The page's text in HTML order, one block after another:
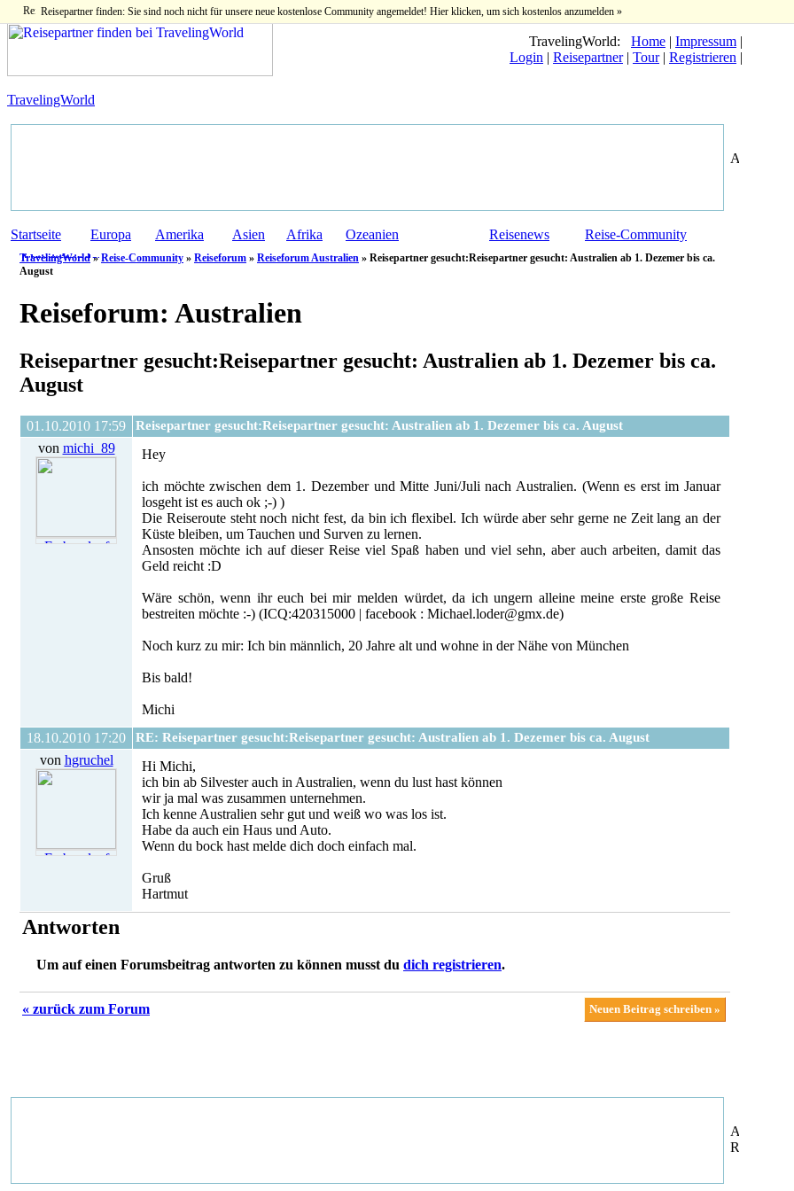
Reisepartner finden: Sie sind noch nicht für unsere neue kostenlose Community angemeldet! Hier klicken, um sich kostenlos anzumelden »
TravelingWorld: Home | Impressum |
Login | Reisepartner| Tour| Registrieren |
TravelingWorld
Startseite Europa Amerika Asien Afrika Ozeanien Reisenews Reise-Community
TravelingWorld»Reise-Community » Reiseforum » Reiseforum Australien » Reisepartner gesucht:Reisepartner gesucht: Australien ab 1. Dezemer bis ca.
August
Reiseforum: Australien
Reisepartner gesucht:Reisepartner gesucht: Australien ab 1. Dezemer bis ca.
August
01.10.2010 17:59 Reisepartner gesucht:Reisepartner gesucht: Australien ab 1. Dezemer bis ca. August
von michi_89 Hey
ich möchte zwischen dem 1. Dezember und Mitte Juni/Juli nach Australien. (Wenn es erst im Januar
losgeht ist es auch ok ;-) )
Die Reiseroute steht noch nicht fest, da bin ich flexibel. Ich würde aber sehr gerne ne Zeit lang an der
Küste bleiben, um Tauchen und Surven zu lernen.
Ansosten möchte ich auf dieser Reise viel Spaß haben und viel sehn, aber auch arbeiten, damit das
Geld reicht :D
Wäre schön, wenn ihr euch bei mir melden würdet, da ich ungern alleine meine erste große Reise
bestreiten möchte :-) (ICQ:420315000 | facebook : Michael.loder@gmx.de)
Noch kurz zu mir: Ich bin männlich, 20 Jahre alt und wohne in der Nähe von München
Bis bald!
Michi
18.10.2010 17:20
RE: Reisepartner gesucht:Reisepartner gesucht: Australien ab 1. Dezemer bis ca. August
von hgruchel
Hi Michi,
ich bin ab Silvester auch in Australien, wenn du lust hast können
wir ja mal was zusammen unternehmen.
Ich kenne Australien sehr gut und weiß wo was los ist.
Habe da auch ein Haus und Auto.
Wenn du bock hast melde dich doch einfach mal.
Gruß
Hartmut
Antworten
Um auf einen Forumsbeitrag antworten zu können musst du dich registrieren.
« zurück zum Forum Neuen Beitrag schreiben »